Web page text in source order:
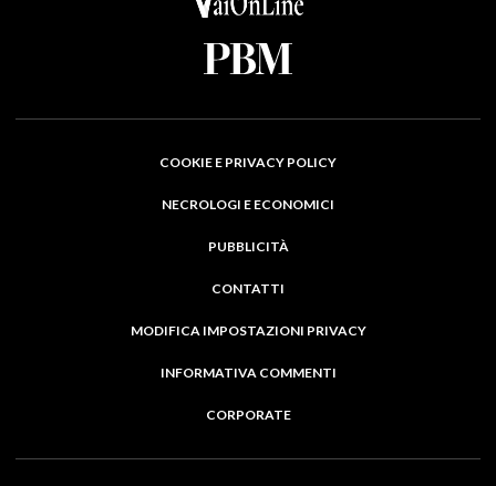
COOKIE E PRIVACY POLICY
NECROLOGI E ECONOMICI
PUBBLICITÀ
CONTATTI
MODIFICA IMPOSTAZIONI PRIVACY
INFORMATIVA COMMENTI
CORPORATE